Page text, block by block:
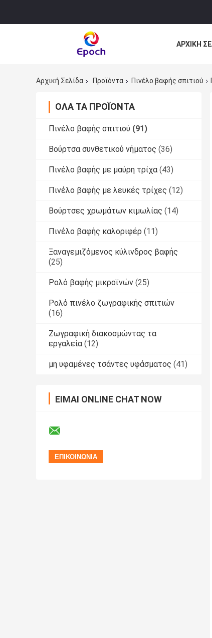
ΑΡΧΙΚΉ
Αρχική Σελίδα
Προϊόντα Πινέλο βαφής σπιτιού
ΌΛΑ ΤΑ ΠΡΟΪΌΝΤΑ
Πινέλο βαφής σπιτιού (91)
Βούρτσα συνθετικού νήματος (36)
Πινέλο βαφής με μαύρη τρίχα (43)
Πινέλο βαφής με λευκές τρίχες (12)
Βούρτσες χρωμάτων κιμωλίας (14)
Πινέλο βαφής καλοριφέρ (11)
Ξαναγεμιζόμενος κύλινδρος βαφής
(25)
Ρολό βαφής μικροϊνών (25)
Ρολό πινέλο ζωγραφικής σπιτιών
(16)
Ζωγραφική διακοσμώντας τα
εργαλεία (12)
μη υφαμένες τσάντες υφάσματος (41)
ΕΊΜΑΙ ONLINE CHAT NOW